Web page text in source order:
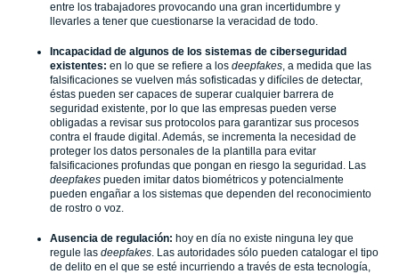
entre los trabajadores provocando una gran incertidumbre y
llevarles a tener que cuestionarse la veracidad de todo.
Incapacidad de algunos de los sistemas de ciberseguridad
existentes: en lo que se refiere a los deepfakes, a medida que las
falsificaciones se vuelven más sofisticadas y difíciles de detectar,
éstas pueden ser capaces de superar cualquier barrera de
seguridad existente, por lo que las empresas pueden verse
obligadas a revisar sus protocolos para garantizar sus procesos
contra el fraude digital. Además, se incrementa la necesidad de
proteger los datos personales de la plantilla para evitar
falsificaciones profundas que pongan en riesgo la seguridad. Las
deepfakes pueden imitar datos biométricos y potencialmente
pueden engañar a los sistemas que dependen del reconocimiento
de rostro o voz.
Ausencia de regulación: hoy en día no existe ninguna ley que
regule las deepfakes. Las autoridades sólo pueden catalogar el tipo
de delito en el que se esté incurriendo a través de esta tecnología,